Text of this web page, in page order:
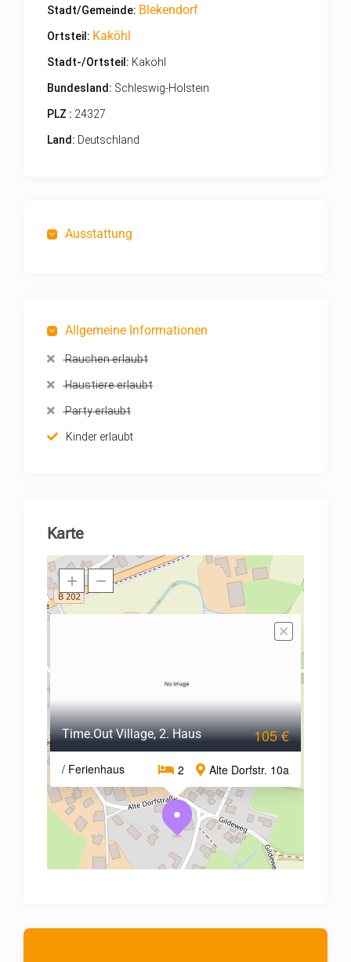
Stadt/Gemeinde: Blekendorf
Ortsteil: Kaköhl
Stadt-/Ortsteil: Kaköhl
Bundesland: Schleswig-Holstein
PLZ : 24327
Land: Deutschland
Ausstattung
Allgemeine Informationen
Rauchen erlaubt
Haustiere erlaubt
Party erlaubt
Kinder erlaubt
Karte
Time.Out Village, 2. Haus
/ Ferienhaus Alte Dorfstr. 10a
2
105 €